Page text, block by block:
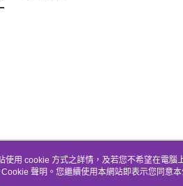
關於我們
使用 cookie 方式之詳情，及若您不希望在電腦
Cookie 聲明。您繼續使用本網站即表示您同意